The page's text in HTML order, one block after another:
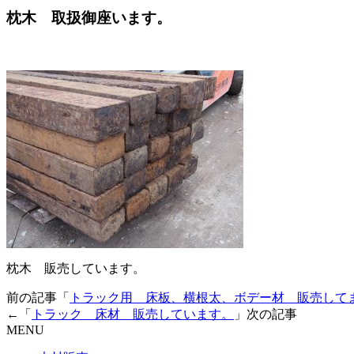
枕木 取扱御座います。
枕木 販売しています。
前の記事「 トラック用 床板、横根太、ボデー材 販売して
←「
トラック 床材 販売しています。
」次の記事
MENU